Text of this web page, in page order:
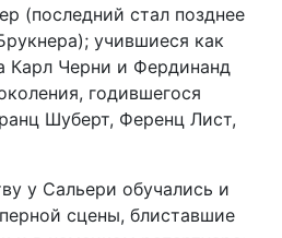
(последний стал позднее
учившиеся как
Карл Черни и Фердинанд
годившегося
Шуберт, Ференц Лист,
у Сальери обучались и
сцены, блиставшие